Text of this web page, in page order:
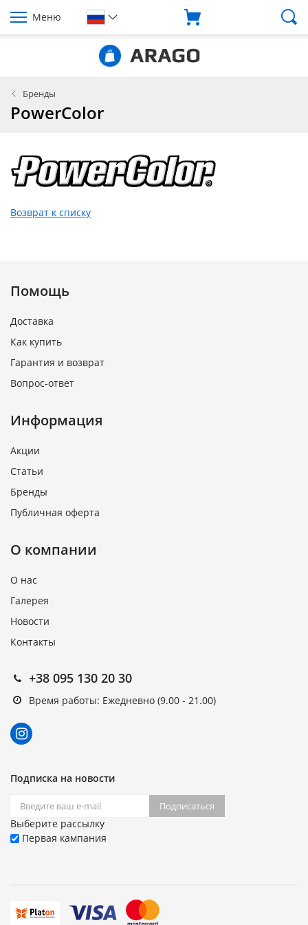
Меню
Бренды
PowerColor
Возврат к списку
Помощь
Доставка
Как купить
Гарантия и возврат
Вопрос-ответ
Информация
Акции
Статьи
Бренды
Публичная оферта
О компании
О нас
Галерея
Новости
Контакты
+38 095 130 20 30
Время работы: Ежедневно (9.00 - 21.00)
Подписка на новости
Подписаться
Выберите рассылку
Первая кампания